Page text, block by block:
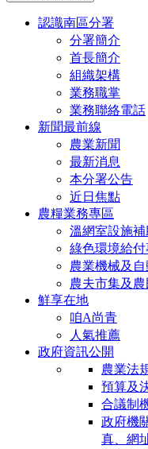
認識南區分署
分署簡介
首長簡介
組織架構
業務職掌
業務聯絡電話
新聞最前線
農業新聞
最新消息
本分署公告
近日焦點
農糧業務專區
溫網室設施補
綠色環境給付
農業機械及
農夫市集及
鮮享在地
咱A尚青
人氣推薦
政府資訊公開
農業法
預算及
合議制
政府機
真、網